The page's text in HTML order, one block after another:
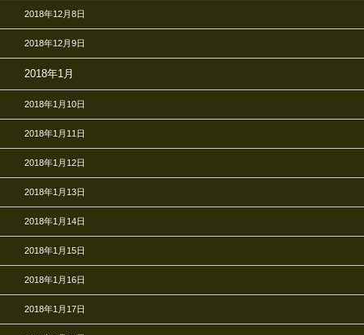
2018年12月8日
2018年12月9日
2018年1月
2018年1月10日
2018年1月11日
2018年1月12日
2018年1月13日
2018年1月14日
2018年1月15日
2018年1月16日
2018年1月17日